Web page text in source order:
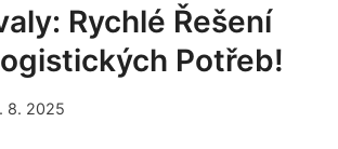
Rychlé Řešení
Potřeb!
8. 2025